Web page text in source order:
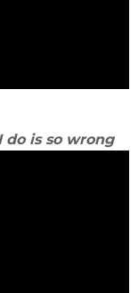
do is so wrong